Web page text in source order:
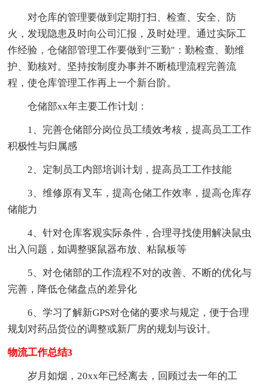
对仓库的管理要做到定期打扫、检查、安全、防
火，发现隐患及时向公司汇报，及时处理。通过实际工
作经验，仓储部管理工作要做到"三勤"：勤检查、勤维
护、勤核对。坚持按制度办事并不断梳理流程完善流
程，使仓库管理工作再上一个新台阶。
仓储部xx年主要工作计划：
1、完善仓储部分岗位员工绩效考核，提高员工工作
积极性与归属感
2、定制员工内部培训计划，提高员工工作技能
3、维修原有叉车，提高仓储工作效率，提高仓库存
储能力
4、针对仓库客观实际条件，合理寻找使用解决鼠虫
出入问题，如调整驱鼠器布放、粘鼠板等
5、对仓储部的工作流程不对的改善、不断的优化与
完善，降低仓储盘点的差异化
6、学习了解新GPS对仓储的要求与规定，便于合理
规划对药品货位的调整或新厂房的规划与设计。
物流工作总结3
岁月如烟，20xx年已经离去，回顾过去一年的工